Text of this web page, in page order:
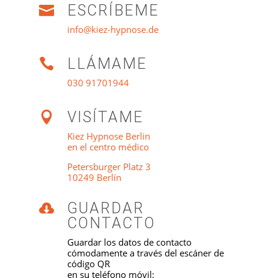
 ESCRÍBEME
info@kiez-hypnose.de
 LLÁMAME
030 91701944
 VISÍTAME
Kiez Hypnose Berlin
en el centro médico
Petersburger Platz 3
10249 Berlín

GUARDAR
CONTACTO
Guardar los datos de contacto
cómodamente a través del escáner de
código QR
en su teléfono móvil: